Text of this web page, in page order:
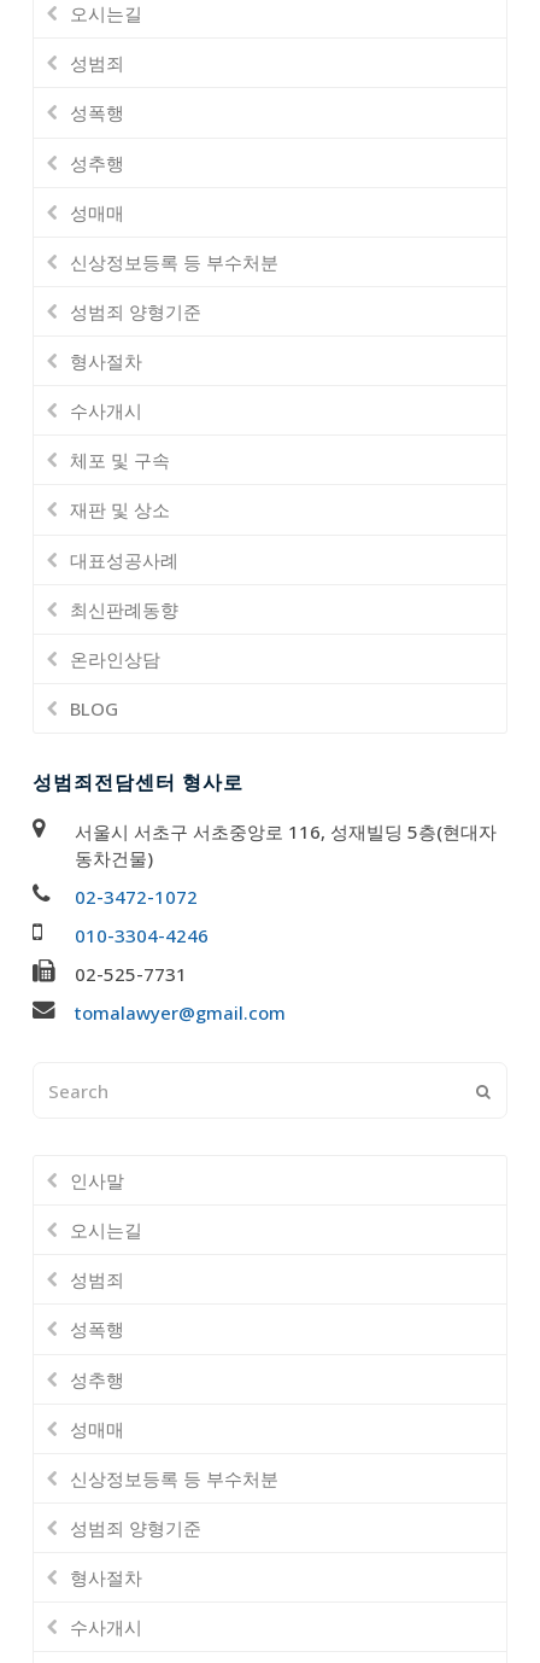
오시는길
성범죄
성폭행
성추행
성매매
신상정보등록 등 부수처분
성범죄 양형기준
형사절차
수사개시
체포 및 구속
재판 및 상소
대표성공사례
최신판례동향
온라인상담
BLOG
성범죄전담센터 형사로
서울시 서초구 서초중앙로 116, 성재빌딩 5층(현대자
동차건물)
02-3472-1072
010-3304-4246
02-525-7731
tomalawyer@gmail.com
인사말
오시는길
성범죄
성폭행
성추행
성매매
신상정보등록 등 부수처분
성범죄 양형기준
형사절차
수사개시